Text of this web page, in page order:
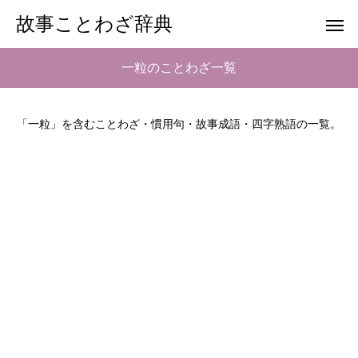
故事ことわざ辞典
一粒のことわざ一覧
「一粒」を含むことわざ・慣用句・故事成語・四字熟語の一覧。